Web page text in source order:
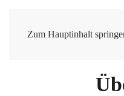
Zum Hauptinhalt